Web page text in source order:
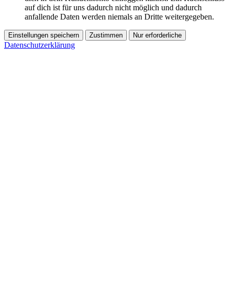
auf dich ist für uns dadurch nicht möglich und dadurch
anfallende Daten werden niemals an Dritte weitergegeben.
Einstellungen speichern Zustimmen Nur erforderliche
Datenschutzerklärung